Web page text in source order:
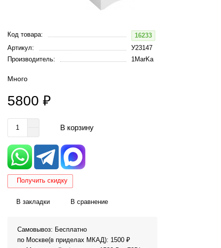
Код товара:
16233
Артикул:
У23147
Производитель:
1MarKa
Много
5800 ₽
В корзину
Получить скидку
В закладки В сравнение
Самовывоз: Бесплатно
по Москве(в приделах МКАД): 1500 ₽